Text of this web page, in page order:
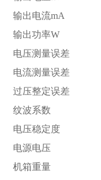
输出电流mA
输出功率W
电压测量误差
电流测量误差
过压整定误差
纹波系数
电压稳定度
电源电压
机箱重量